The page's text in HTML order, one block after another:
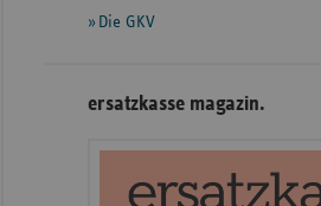
Die GKV
ersatzkasse magazin.